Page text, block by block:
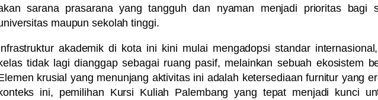
sarana prasarana yang tangguh dan nyaman menjadi prioritas bagi
maupun sekolah tinggi.
akademik di kota ini kini mulai mengadopsi standar
tidak lagi dianggap sebagai ruang pasif, melainkan sebuah ekosistem
krusial yang menunjang aktivitas ini adalah ketersediaan furnitur yang
ini, pemilihan Kursi Kuliah Palembang yang tepat menjadi kunci